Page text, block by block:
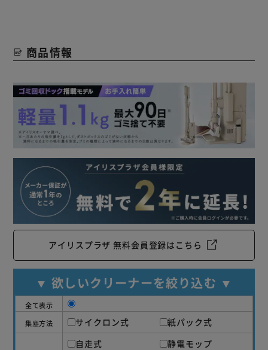
商品情報
アイリスプラザ 無料会員登録はこちら
▼ 欲しいクリーナーを絞り込む ▼
全て表示
集塵方法
サイクロン式 紙パック式
自走式
静電モップ